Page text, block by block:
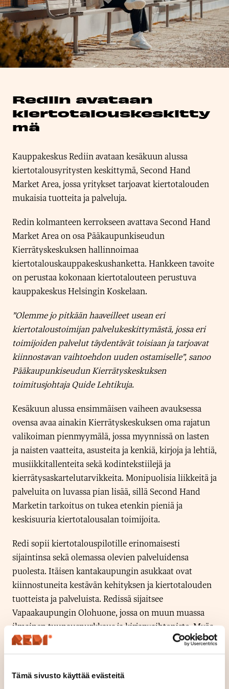
Tämä sivusto käyttää evästeitä
Rediin avataan
kiertotalouskeskitty
mä
Kauppakeskus Rediin avataan kesäkuun alussa
kiertotalousyritysten keskittymä, Second Hand
Market Area, jossa yritykset tarjoavat kiertotalouden
mukaisia tuotteita ja palveluja.
Redin kolmanteen kerrokseen avattava Second Hand
Market Area on osa Pääkaupunkiseudun
Kierrätyskeskuksen hallinnoimaa
kiertotalouskauppakeskushanketta. Hankkeen tavoite
on perustaa kokonaan kiertotalouteen perustuva
kauppakeskus Helsingin Koskelaan.
”Olemme jo pitkään haaveilleet usean eri
kiertotaloustoimijan palvelukeskittymästä, jossa eri
toimijoiden palvelut täydentävät toisiaan ja tarjoavat
kiinnostavan vaihtoehdon uuden ostamiselle”, sanoo
Pääkaupunkiseudun Kierrätyskeskuksen
toimitusjohtaja Quide Lehtikuja.
Kesäkuun alussa ensimmäisen vaiheen avauksessa
ovensa avaa ainakin Kierrätyskeskuksen oma rajatun
valikoiman pienmyymälä, jossa myynnissä on lasten
ja naisten vaatteita, asusteita ja kenkiä, kirjoja ja lehtiä,
musiikkitallenteita sekä kodintekstiilejä ja
kierrätysaskartelutarvikkeita. Monipuolisia liikkeitä ja
palveluita on luvassa pian lisää, sillä Second Hand
Marketin tarkoitus on tukea etenkin pieniä ja
keskisuuria kiertotalousalan toimijoita.
Redi sopii kiertotalouspilotille erinomaisesti
sijaintinsa sekä olemassa olevien palveluidensa
puolesta. Itäisen kantakaupungin asukkaat ovat
kiinnostuneita kestävän kehityksen ja kiertotalouden
tuotteista ja palveluista. Redissä sijaitsee
Vapaakaupungin Olohuone, jossa on muun muassa
ilmainen tuunausnurkkaus ja kirjanvaihtopiste. Myös
Hävikkiruokakauppa WeFood on palvellut Redissä
avauksesta asti.
”Yritysten täytyy tarjota kuluttajille vieläkin